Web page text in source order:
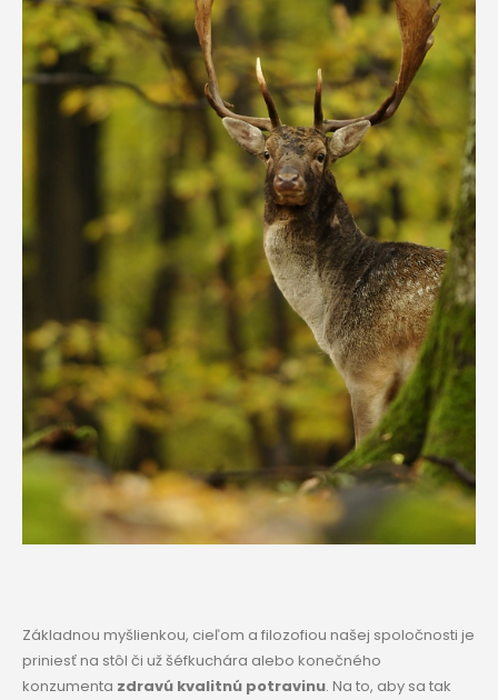
Základnou myšlienkou, cieľom a filozofiou našej spoločnosti je
priniesť na stôl či už šéfkuchára alebo konečného
konzumenta zdravú kvalitnú potravinu. Na to, aby sa tak